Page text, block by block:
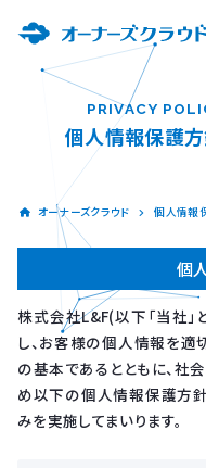
個人情報保護方
オーナーズクラウド 個人情報
個
株式会社L&F(以下「当社」
し、お客様の個人情報を適
の基本であるとともに、社
め以下の個人情報保護方
みを実施してまいります。